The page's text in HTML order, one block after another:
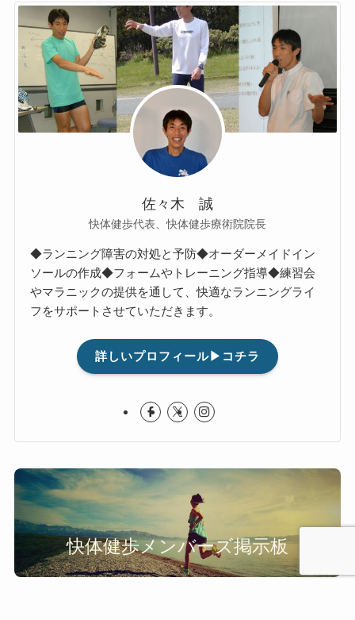
佐々木 誠
快体健歩代表、快体健歩療術院院長
◆ランニング障害の対処と予防◆オーダーメイドイン
ソールの作成◆フォームやトレーニング指導◆練習会
やマラニックの提供を通して、快適なランニングライ
フをサポートさせていただきます。
詳しいプロフィール▶コチラ
快体健歩メンバーズ掲示板